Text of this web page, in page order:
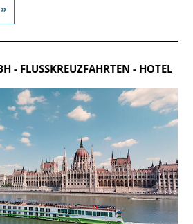
- FLUSSKREUZFAHRTEN - HOTEL